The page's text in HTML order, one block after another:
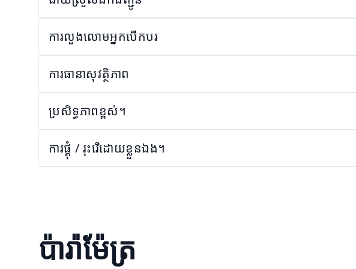
ការលួងលោមអ្នកបើកបរ
ការធានាសុវត្ថិភាព
ប្រសិទ្ធភាពខ្ពស់។
ការផ្គុំ / រុះរើដោយខ្លួនឯង។
ប៉ារ៉ាម៉ែត្រ